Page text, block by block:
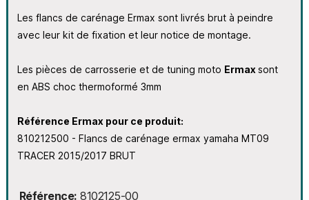
Les flancs de carénage Ermax sont livrés brut à peindre
avec leur kit de fixation et leur notice de montage.
Les pièces de carrosserie et de tuning moto Ermax sont
en ABS choc thermoformé 3mm
Référence Ermax pour ce produit:
810212500 - Flancs de carénage ermax yamaha MT09
TRACER 2015/2017 BRUT
Référence 8102125-00